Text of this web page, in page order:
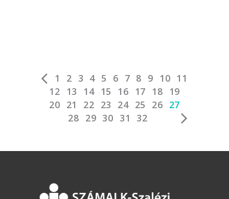
1 2 3 4 5 6 7 8 9 10 11
12
13 14 15 16 17 18
19
20 21 22 23 24 25 26 27
28 29 30 31 32